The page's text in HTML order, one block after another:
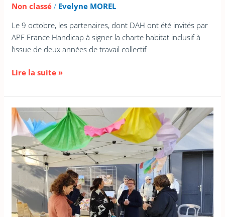
Non classé / Evelyne MOREL
Le 9 octobre, les partenaires, dont DAH ont été invités par
APF France Handicap à signer la charte habitat inclusif à
l’issue de deux années de travail collectif
inclusif
Lire la suite »
Evènement
:
Cohabitation
intergénérationnelle